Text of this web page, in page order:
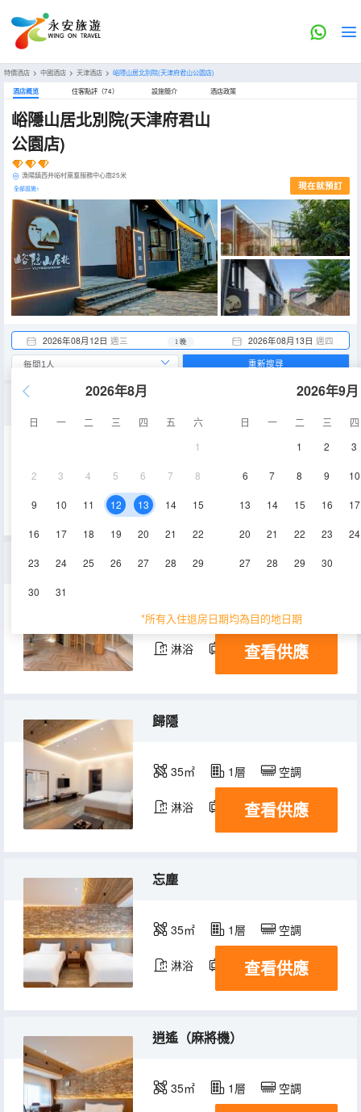
特價酒店 > 中國酒店 > 天津酒店 > 峪隱山居北別院(天津府君山公園店)
酒店概览 住客點評（74） 設施簡介 酒店政策
峪隱山居北別院(天津府君山
公園店)
漁陽鎮西井峪村黨羣服務中心南25米
全部設施> 現在就預訂
2026年08月12日 週三 2026年08月13日 週四
1 晚
2026年8月
日 一 二 三 四 五
六
1
2 3 4 5 6 7 8
9 10 11 12 13 14 15
16 17 18 19 20 21 22
23 24 25 26 27 28 29
30 31
2026年9月
日 一 二 三
四
1
2 3
6 7 8 9 10
13 14 15 16 17
20 21 22 23 24
27 28 29 30
*所有入住退房日期均為目的地日期
重新搜尋
空調
詩雅
65㎡ 1層 空調
淋浴 電視機
查看供應
歸隱
35㎡ 1層 空調
淋浴 電視機
查看供應
忘塵
35㎡ 1層 空調
淋浴 電視機
查看供應
逍遙（麻將機）
35㎡ 1層 空調